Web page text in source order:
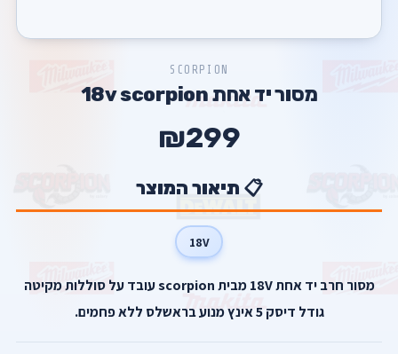
SCORPION
מסור יד אחת 18v scorpion
₪299
📋 תיאור המוצר
18V
מסור חרב יד אחת 18V מבית scorpion עובד על סוללות מקיטה
גודל דיסק 5 אינץ מנוע בראשלס ללא פחמים.